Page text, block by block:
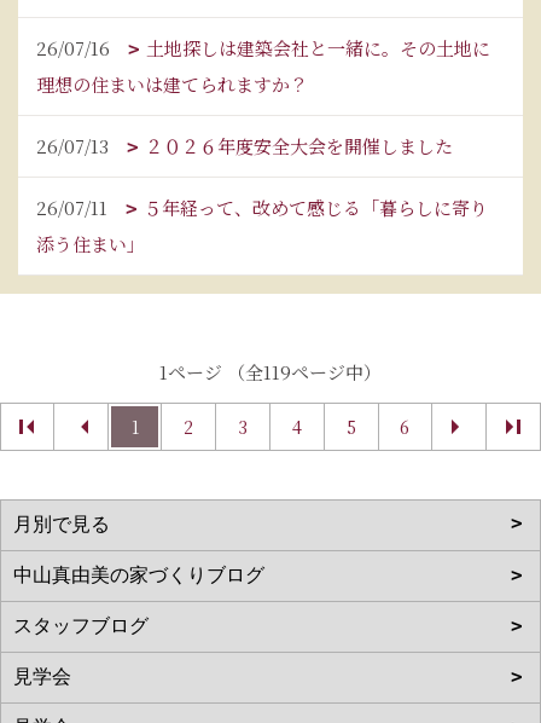
26/07/16
土地探しは建築会社と一緒に。その土地に
理想の住まいは建てられますか？
26/07/13 ２０２６年度安全大会を開催しました
26/07/11
５年経って、改めて感じる「暮らしに寄り
添う住まい」
1ページ （全119ページ中）
1 2 3 4 5 6